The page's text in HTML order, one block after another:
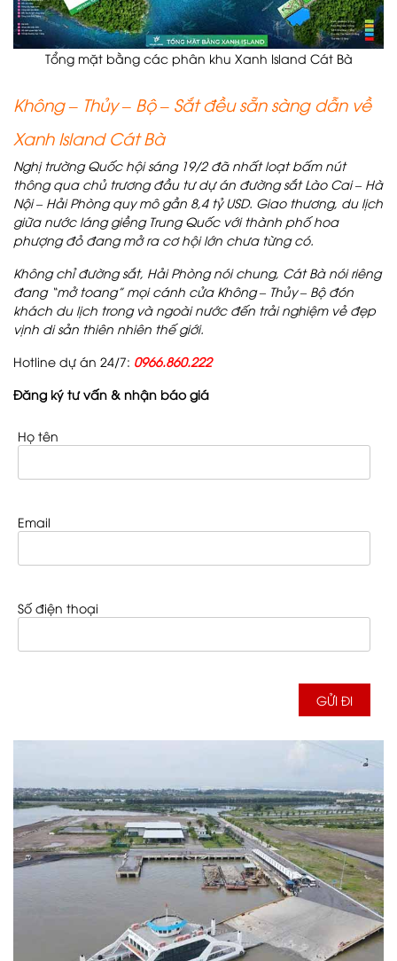
Tổng mặt bằng các phân khu Xanh Island Cát Bà
Không – Thủy – Bộ – Sắt đều sẵn sàng dẫn về
Xanh Island Cát Bà
Nghị trường Quốc hội sáng 19/2 đã nhất loạt bấm nút
thông qua chủ trương đầu tư dự án đường sắt Lào Cai – Hà
Nội – Hải Phòng quy mô gần 8,4 tỷ USD. Giao thương, du lịch
giữa nước láng giềng Trung Quốc với thành phố hoa
phượng đỏ đang mở ra cơ hội lớn chưa từng có.
Không chỉ đường sắt, Hải Phòng nói chung, Cát Bà nói riêng
đang “mở toang” mọi cánh cửa Không – Thủy – Bộ đón
khách du lịch trong và ngoài nước đến trải nghiệm vẻ đẹp
vịnh di sản thiên nhiên thế giới.
Hotline dự án 24/7: 0966.860.222
Đăng ký tư vấn & nhận báo giá
Họ tên
Email
Số điện thoại